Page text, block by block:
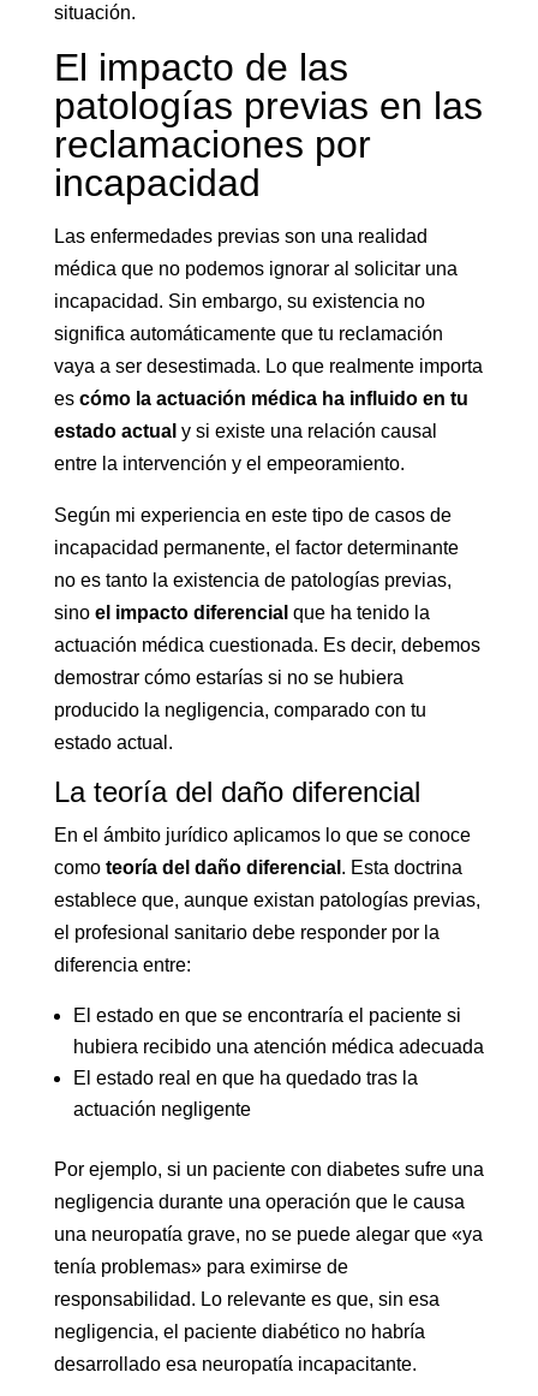
situación.
El impacto de las
patologías previas en las
reclamaciones por
incapacidad
Las enfermedades previas son una realidad
médica que no podemos ignorar al solicitar una
incapacidad. Sin embargo, su existencia no
significa automáticamente que tu reclamación
vaya a ser desestimada. Lo que realmente importa
es cómo la actuación médica ha influido en tu
estado actual y si existe una relación causal
entre la intervención y el empeoramiento.
Según mi experiencia en este tipo de casos de
incapacidad permanente, el factor determinante
no es tanto la existencia de patologías previas,
sino el impacto diferencial que ha tenido la
actuación médica cuestionada. Es decir, debemos
demostrar cómo estarías si no se hubiera
producido la negligencia, comparado con tu
estado actual.
La teoría del daño diferencial
En el ámbito jurídico aplicamos lo que se conoce
como teoría del daño diferencial . Esta doctrina
establece que, aunque existan patologías previas,
el profesional sanitario debe responder por la
diferencia entre:
El estado en que se encontraría el paciente si
hubiera recibido una atención médica adecuada
El estado real en que ha quedado tras la
actuación negligente
Por ejemplo, si un paciente con diabetes sufre una
negligencia durante una operación que le causa
una neuropatía grave, no se puede alegar que «ya
tenía problemas» para eximirse de
responsabilidad. Lo relevante es que, sin esa
negligencia, el paciente diabético no habría
desarrollado esa neuropatía incapacitante.